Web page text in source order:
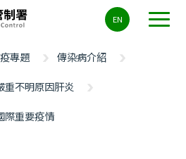
EN
專題
傳染病介紹
重不明原因肝炎
際重要疫情